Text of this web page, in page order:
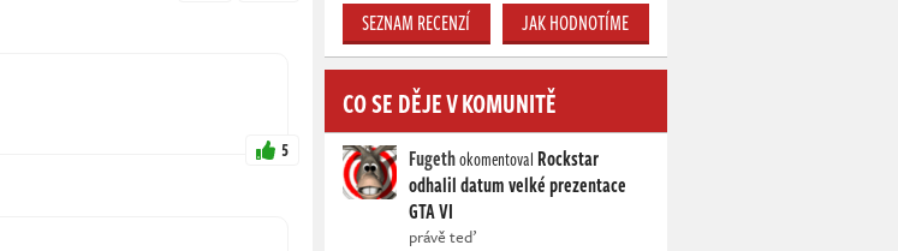
5
SEZNAM RECENZÍ JAK HODNOTÍME
CO SE DĚJE V KOMUNITĚ
Fugethokomentoval Rockstar
odhalil datum velké prezentace
GTA VI
právě teď